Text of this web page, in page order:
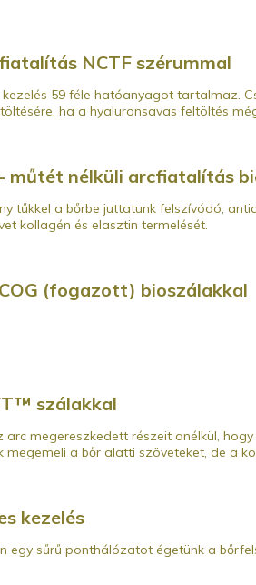
NCTF szérummal
59 féle hatóanyagot tartalmaz.
ha a hyaluronsavas feltöltés
műtét nélküli arcfiatalítás
tűkkel a bőrbe juttatunk felszívódó,
kollagén és elasztin termelését.
(fogazott) bioszálakkal
szálakkal
megereszkedett részeit anélkül,
a bőr alatti szöveteket, de a
kezelés
egy sűrű ponthálózatot égetünk a